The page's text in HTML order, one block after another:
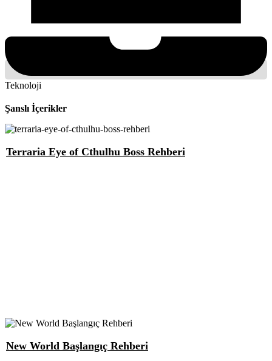
Teknoloji
Şanslı İçerikler
Terraria Eye of Cthulhu Boss Rehberi
New World Başlangıç Rehberi